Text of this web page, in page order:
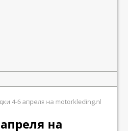
4-6 апреля на motorkleding.nl
на